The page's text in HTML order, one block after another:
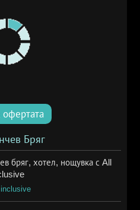
офертата
Бряг
бряг, хотел, нощувка с All